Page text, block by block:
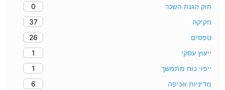
חוק הגנת השכר
0
חקיקה
37
טפסים
26
ייעוץ עסקי
1
ייפוי כוח מתמשך
1
מדיניות אכיפה
6